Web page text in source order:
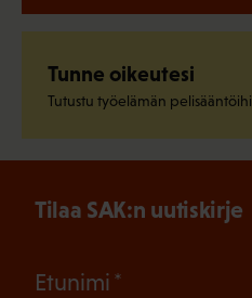
Tunne oikeutesi
Tutustu työelämän
Tilaa SAK:n uutiskirje
Etunimi